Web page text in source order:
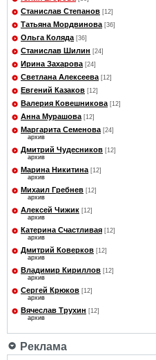
Станислав Степанов [12]
Татьяна Мордвинова [36]
Ольга Коляда [36]
Станислав Шилин [24]
Ирина Захарова [24]
Светлана Алексеева [12]
Евгений Казаков [12]
Валерия Ковешникова [12]
Анна Мурашова [12]
Маргарита Семенова [24]
архив
Дмитрий Чудесников [12]
архив
Марина Никитина [12]
архив
Михаил Гребнев [12]
архив
Алексей Чижик [12]
архив
Катерина Счастливая [12]
архив
Дмитрий Коверков [12]
архив
Владимир Кириллов [12]
архив
Сергей Крюков [12]
архив
Вячеслав Трухин [12]
архив
Реклама